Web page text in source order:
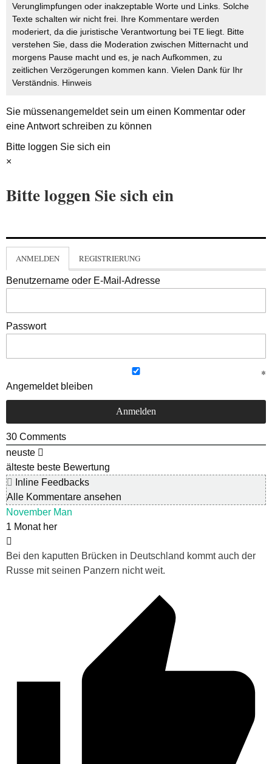
Verunglimpfungen oder inakzeptable Worte und Links. Solche
Texte schalten wir nicht frei. Ihre Kommentare werden
moderiert, da die juristische Verantwortung bei TE liegt. Bitte
verstehen Sie, dass die Moderation zwischen Mitternacht und
morgens Pause macht und es, je nach Aufkommen, zu
zeitlichen Verzögerungen kommen kann. Vielen Dank für Ihr
Verständnis. Hinweis
Sie müssenangemeldetsein um einen Kommentar oder
eine Antwort schreiben zu können
Bitte loggen Sie sich ein
×
Bitte loggen Sie sich ein
ANMELDEN REGISTRIERUNG
Benutzername oder E-Mail-Adresse
Passwort
Angemeldet bleiben
30 Comments
neuste
älteste beste Bewertung
Inline Feedbacks
Alle Kommentare ansehen
November Man
1 Monat her
Bei den kaputten Brücken in Deutschland kommt auch der
Russe mit seinen Panzern nicht weit.